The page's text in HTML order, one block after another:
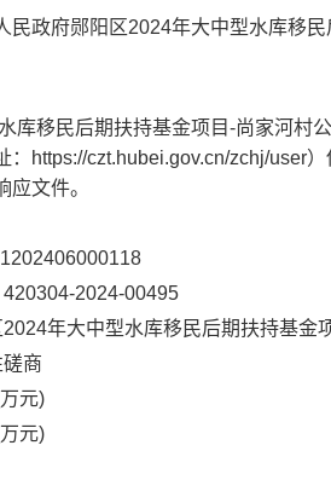
民政府郧阳区2024年大中型水库移
库移民后期扶持基金项目-尚家河村
：https://czt.hubei.gov.cn/zchj/user
应文件。
420304-2024-00495
2024年大中型水库移民后期扶持基金
商
元)
元)